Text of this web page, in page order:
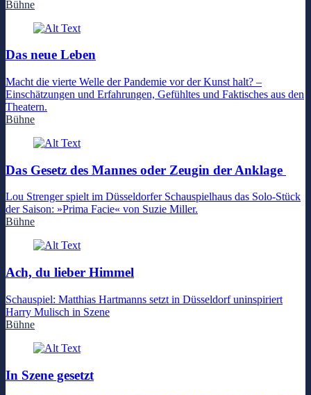
Bühne
Das neue Leben
Macht die vierte Welle der Pandemie vor der Kunst halt? –
Einschätzungen und Erfahrungen, Gefühltes und Faktisches aus den
Theatern.
Bühne
Das Gesetz des Mannes oder Zeugin der Anklage
Lou Strenger spielt im Düsseldorfer Schauspielhaus das Solo-Stück
der Saison: »Prima Facie« von Suzie Miller.
Bühne
Ach, du lieber Himmel
Schauspiel: Matthias Hartmanns setzt in Düsseldorf uninspiriert
Harry Mulisch in Szene
Bühne
In Szene gesetzt